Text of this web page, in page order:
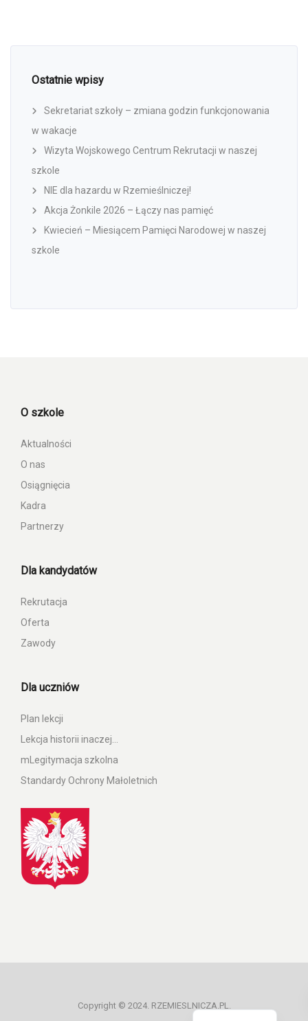
Ostatnie wpisy
Sekretariat szkoły – zmiana godzin funkcjonowania
w wakacje
Wizyta Wojskowego Centrum Rekrutacji w naszej
szkole
NIE dla hazardu w Rzemieślniczej!
Akcja Żonkile 2026 – Łączy nas pamięć
Kwiecień – Miesiącem Pamięci Narodowej w naszej
szkole
O szkole
Aktualności
O nas
Osiągnięcia
Kadra
Partnerzy
Dla kandydatów
Rekrutacja
Oferta
Zawody
Dla uczniów
Plan lekcji
Lekcja historii inaczej…
mLegitymacja szkolna
Standardy Ochrony Małoletnich
Copyright © 2024. RZEMIESLNICZA.PL.Ukrainian